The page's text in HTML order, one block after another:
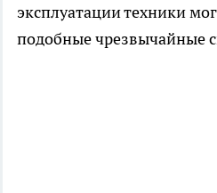
эксплуатации техники
подобные чрезвычайные